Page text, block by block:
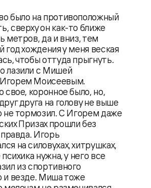
было на противоположный
сверху он как-то ближе
метров, да и вниз, тем
год хождения у меня веская
чтобы оттуда прыгнуть.
лазили с Мишей
Моисеевым.
свое, коронное было, но,
друга на голову не выше
не тормозил. С Игорем даже
Призах прошли без
Игорь
на силовухах, хитрушках,
нужна, у него все
из спортивного
и везде. Миша тоже